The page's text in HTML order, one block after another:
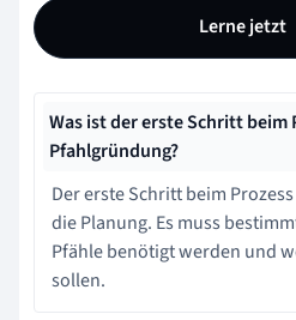
Lerne jetzt
Was ist der erste Schritt beim
Pfahlgründung?
Der erste Schritt beim
die Planung. Es muss
Pfähle benötigt werden und
sollen.